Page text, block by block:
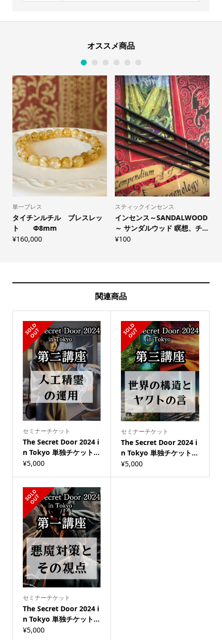
オススメ商品
単一ブレス
タイチンルチル ブレスレッ
ト Φ8mm
¥160,000
スティックインセンス
インセンス～SANDALWOOD
～ サンダルウッド 瞑想、チ...
¥100
1 2 3 4 5 6
関連商品
S
O
L
D
O
U
T
セミナーチケット
The Secret Door 2024 i
n Tokyo 単独チケット...
¥5,000
S
O
L
D
O
U
T
セミナーチケット
The Secret Door 2024 i
n Tokyo 単独チケット...
¥5,000
S
O
L
D
O
U
T
セミナーチケット
The Secret Door 2024 i
n Tokyo 単独チケット...
¥5,000